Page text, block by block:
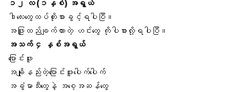
၁၂ လ (၁နှစ်) အရွယ်
ဒါလေးတွေထပ်တိုးစားခွင့်ရပါပြီ။
အဖြူထည်ချက်ထားတဲ့ ဟင်းတွေ ကိုပါစားလို့ရပါပြီ။
အသက် ၄ နှစ်အရွယ်
ပြောင်းဖူး
အချိုနည်းတဲ့ပြောင်းဖူးပေါက်ပေါက်
အခွံမာသီးတွေနဲ့ အစေ့အဆန်တွေ